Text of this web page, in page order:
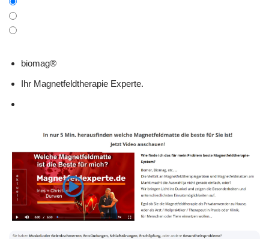
biomag®
Ihr Magnetfeldtherapie Experte.